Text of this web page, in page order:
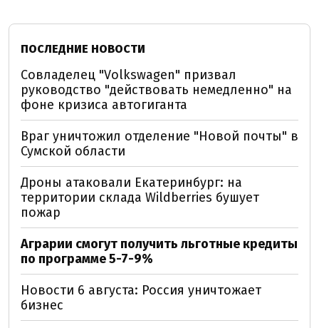
ПОСЛЕДНИЕ НОВОСТИ
Совладелец "Volkswagen" призвал
руководство "действовать немедленно" на
фоне кризиса автогиганта
Враг уничтожил отделение "Новой почты" в
Сумской области
Дроны атаковали Екатеринбург: на
территории склада Wildberries бушует
пожар
Аграрии смогут получить льготные кредиты
по программе 5-7-9%
Новости 6 августа: Россия уничтожает
бизнес